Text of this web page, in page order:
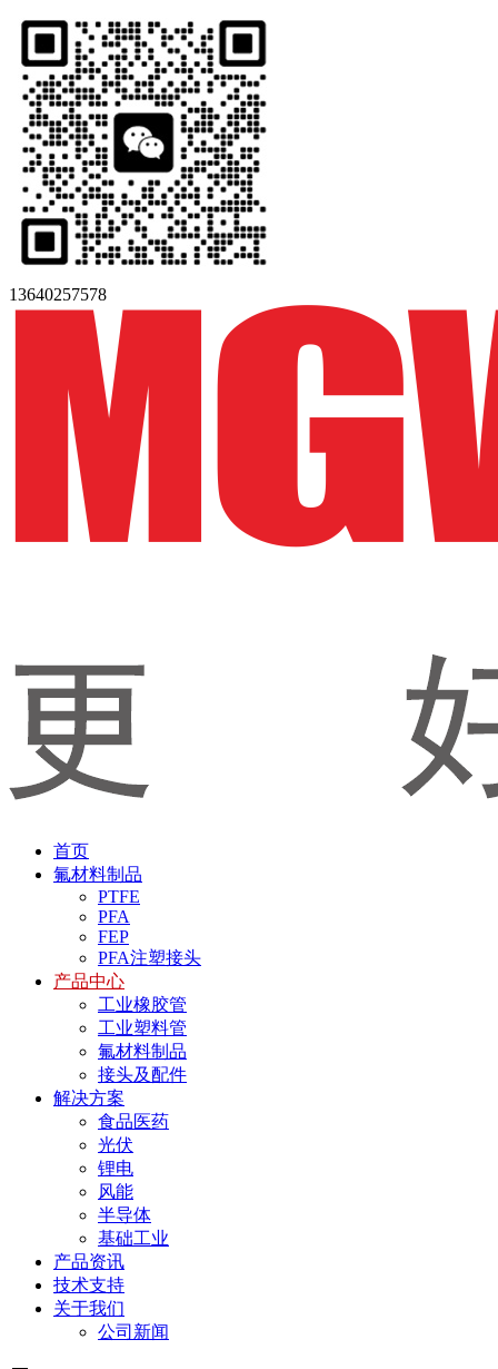
13640257578
首页
氟材料制品
PTFE
PFA
FEP
PFA注塑接头
产品中心
工业橡胶管
工业塑料管
氟材料制品
接头及配件
解决方案
食品医药
光伏
锂电
风能
半导体
基础工业
产品资讯
技术支持
关于我们
公司新闻